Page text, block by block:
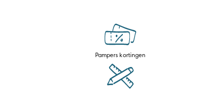
Pampers kortingen